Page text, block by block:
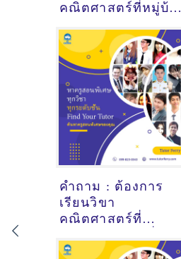
คณิตศาสตร์ที่หมู่บ้าน
คำแนะนำครูสอน
พิเศษที่นี่
คำถาม : ต้องการ
เรียนวิขา
คณิตศาสตร์ที่
ไอซ์แลนด์